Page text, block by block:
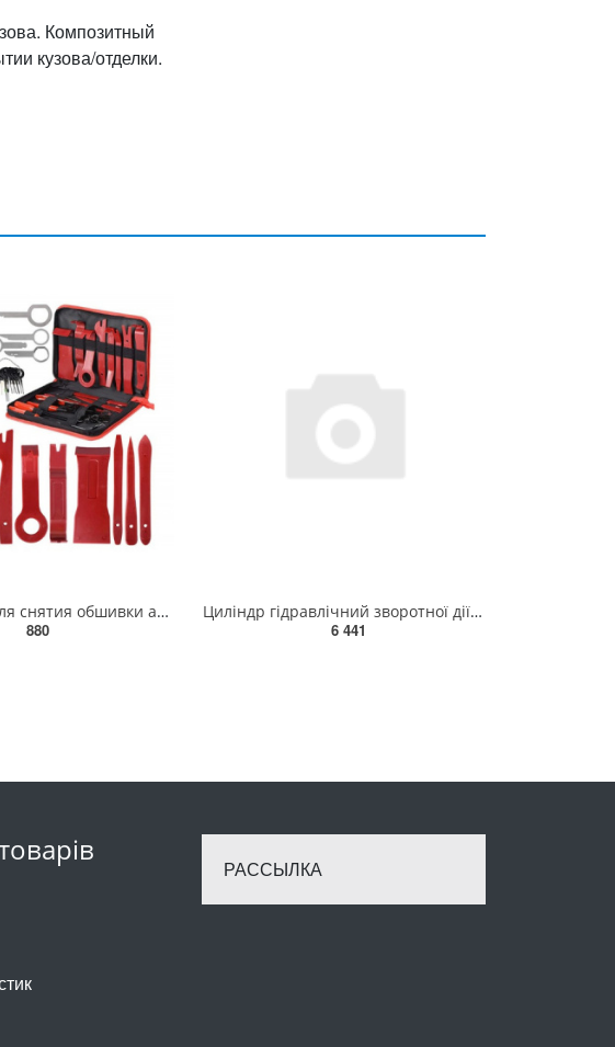
Композитный
кузова/отделки.
Инструмент для снятия обшивки автомобиля, 30 ед. 118594
880
Циліндр гідравлічний зворотної дії (стяжка), 10т (TRK1210)
6 441
РАССЫЛКА